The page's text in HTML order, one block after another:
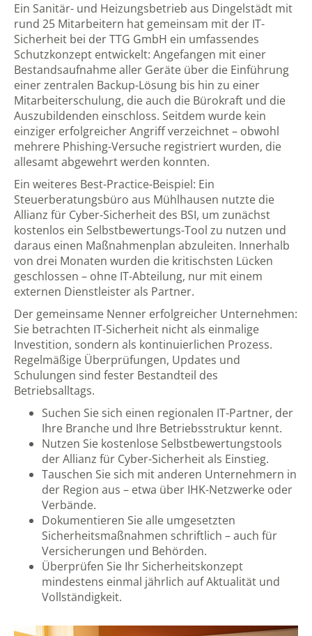
Ein Sanitär- und Heizungsbetrieb aus Dingelstädt mit
rund 25 Mitarbeitern hat gemeinsam mit der IT-
Sicherheit bei der TTG GmbH ein umfassendes
Schutzkonzept entwickelt: Angefangen mit einer
Bestandsaufnahme aller Geräte über die Einführung
einer zentralen Backup-Lösung bis hin zu einer
Mitarbeiterschulung, die auch die Bürokraft und die
Auszubildenden einschloss. Seitdem wurde kein
einziger erfolgreicher Angriff verzeichnet – obwohl
mehrere Phishing-Versuche registriert wurden, die
allesamt abgewehrt werden konnten.
Ein weiteres Best-Practice-Beispiel: Ein
Steuerberatungsbüro aus Mühlhausen nutzte die
Allianz für Cyber-Sicherheit des BSI, um zunächst
kostenlos ein Selbstbewertungs-Tool zu nutzen und
daraus einen Maßnahmenplan abzuleiten. Innerhalb
von drei Monaten wurden die kritischsten Lücken
geschlossen – ohne IT-Abteilung, nur mit einem
externen Dienstleister als Partner.
Der gemeinsame Nenner erfolgreicher Unternehmen:
Sie betrachten IT-Sicherheit nicht als einmalige
Investition, sondern als kontinuierlichen Prozess.
Regelmäßige Überprüfungen, Updates und
Schulungen sind fester Bestandteil des
Betriebsalltags.
Suchen Sie sich einen regionalen IT-Partner, der
Ihre Branche und Ihre Betriebsstruktur kennt.
Nutzen Sie kostenlose Selbstbewertungstools
der Allianz für Cyber-Sicherheit als Einstieg.
Tauschen Sie sich mit anderen Unternehmern in
der Region aus – etwa über IHK-Netzwerke oder
Verbände.
Dokumentieren Sie alle umgesetzten
Sicherheitsmaßnahmen schriftlich – auch für
Versicherungen und Behörden.
Überprüfen Sie Ihr Sicherheitskonzept
mindestens einmal jährlich auf Aktualität und
Vollständigkeit.